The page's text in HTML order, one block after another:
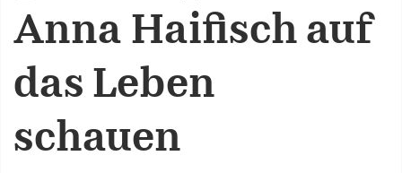
Anna Haifisch auf
das Leben
schauen